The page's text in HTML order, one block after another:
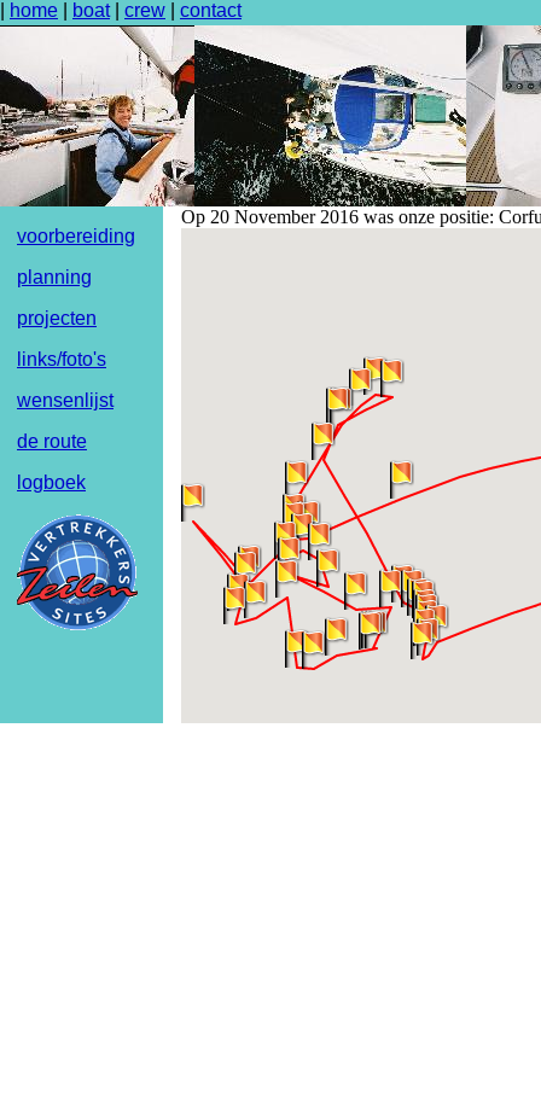
home boat| crew contact
voorbereiding
planning
projecten
links/foto's
wensenlijst
de route
logboek
Op 20 November 2016 was onze positie: